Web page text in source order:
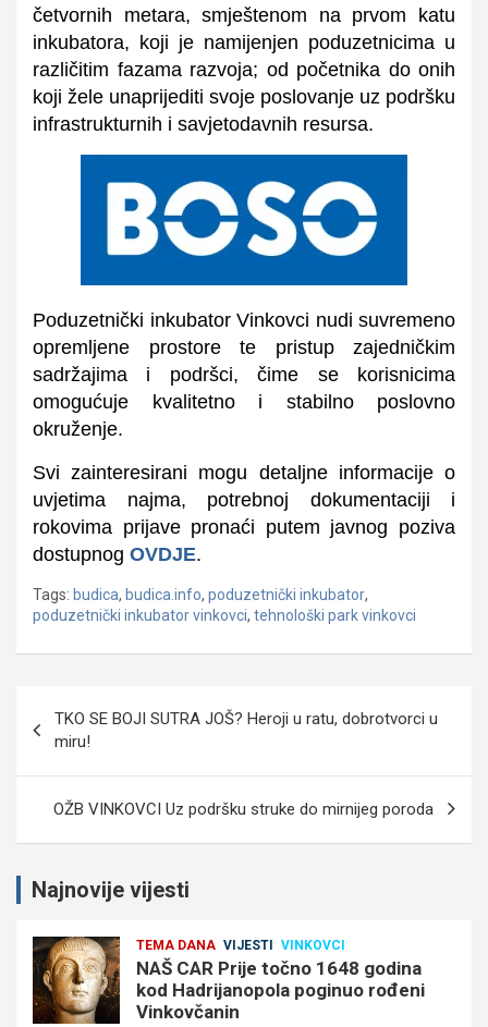
četvornih metara, smještenom na prvom katu
inkubatora, koji je namijenjen poduzetnicima u
različitim fazama razvoja; od početnika do onih
koji žele unaprijediti svoje poslovanje uz podršku
infrastrukturnih i savjetodavnih resursa.
Poduzetnički inkubator Vinkovci nudi suvremeno
opremljene prostore te pristup zajedničkim
sadržajima i podršci, čime se korisnicima
omogućuje kvalitetno i stabilno poslovno
okruženje.
Svi zainteresirani mogu detaljne informacije o
uvjetima najma, potrebnoj dokumentaciji i
rokovima prijave pronaći putem javnog poziva
dostupnog OVDJE.
Tags: budica, budica.info, poduzetnički inkubator,
poduzetnički inkubator vinkovci, tehnološki park vinkovci
objava
TKO SE BOJI SUTRA JOŠ? Heroji u ratu, dobrotvorci u
miru!
OŽB VINKOVCI Uz podršku struke do mirnijeg poroda
Najnovije vijesti
TEMA DANA VIJESTI VINKOVCI
NAŠ CAR Prije točno 1648 godina
kod Hadrijanopola poginuo rođeni
Vinkovčanin